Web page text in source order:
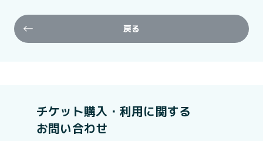
戻る
チケット購入・利用に関する
お問い合わせ